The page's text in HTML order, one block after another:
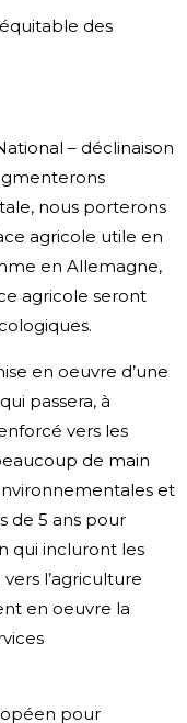
des
– déclinaison
nous porterons
agricole utile en
en Allemagne,
agricole seront
en oeuvre d’une
passera, à
vers les
de main
et
de 5 ans pour
qui incluront les
l’agriculture
en oeuvre la
pour